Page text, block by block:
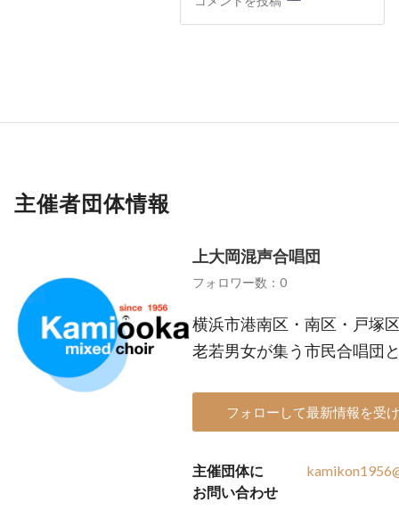
主催者団体情報
上大岡混声合唱団
フォロワー数：0
横浜市港南区・南区・戸塚
老若男女が集う市民合唱団
フォローして最新情報を受
主催団体に
お問い合わせ